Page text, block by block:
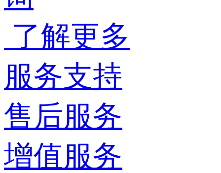
了解更多
服务支持
售后服务
增值服务